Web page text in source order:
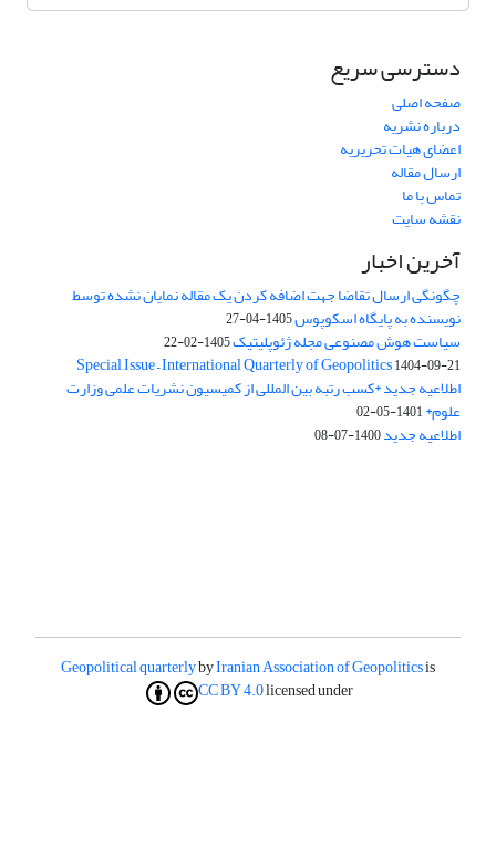
دسترسی سریع
صفحه اصلی
درباره نشریه
اعضای هیات تحریریه
ارسال مقاله
تماس با ما
نقشه سایت
آخرین اخبار
چگونگی ارسال تقاضا جهت اضافه کردن یک مقاله نمایان نشده توسط
نویسنده به پایگاه اسکوپوس1405-04-27
سیاست هوش مصنوعی مجله ژئوپلیتیک1405-02-22
Special Issue – International Quarterly of Geopolitics1404-09-21
اطلاعیه جدید *کسب رتبه بین المللی از کمیسیون نشریات علمی وزارت
علوم*1401-05-02
اطلاعیه جدید1400-07-08
Geopolitical quarterlybyIranian Association of Geopoliticsis
licensed under
CC BY 4.0